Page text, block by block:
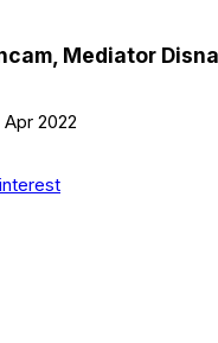
Mediator
2022